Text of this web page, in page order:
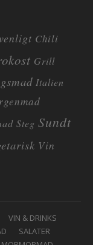
Chili
Grill
Italien
Steg Sundt
Vin
VIN & DRINKS
SALATER